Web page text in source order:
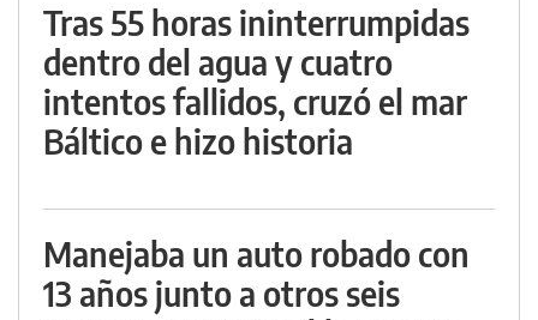
Tras 55 horas ininterrumpidas
dentro del agua y cuatro
intentos fallidos, cruzó el mar
Báltico e hizo historia
Manejaba un auto robado con
13 años junto a otros seis